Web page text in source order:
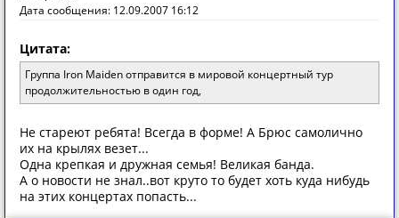
Дата сообщения: 12.09.2007 16:12
Цитата:
Группа Iron Maiden отправится в мировой концертный тур
продолжительностью в один год,
Не стареют ребята! Всегда в форме! А Брюс самолично
их на крылях везет...
Одна крепкая и дружная семья! Великая банда.
А о новости не знал..вот круто то будет хоть куда нибудь
на этих концертах попасть...